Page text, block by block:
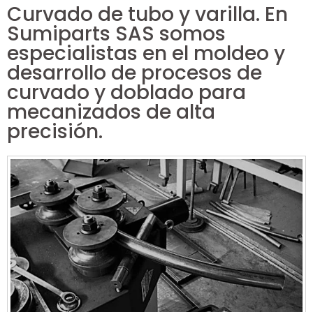
Curvado de tubo y varilla. En
Sumiparts SAS somos
especialistas en el moldeo y
desarrollo de procesos de
curvado y doblado para
mecanizados de alta
precisión.